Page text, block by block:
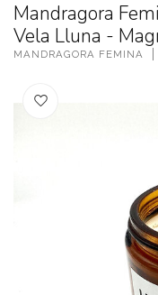
Mandragora
Vela Lluna -
MANDRAGORA FEMINA